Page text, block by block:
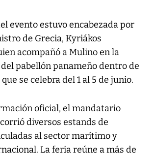
evento estuvo encabezada por
de Grecia, Kyriákos
acompañó a Mulino en la
pabellón panameño dentro de
se celebra del 1 al 5 de junio.
oficial, el mandatario
diversos estands de
al sector marítimo y
La feria reúne a más de